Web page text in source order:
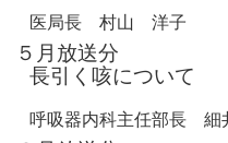
医局長 村山 洋子
５月放送分
長引く咳について
呼吸器内科主任部長